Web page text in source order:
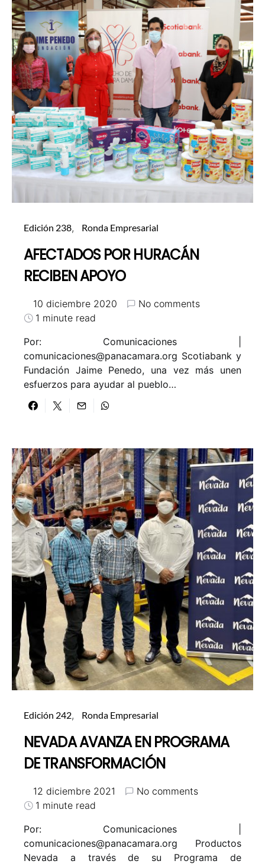
Edición 238 Ronda Empresarial
AFECTADOS POR HURACÁN
RECIBEN APOYO
10 diciembre 2020
No comments
1 minute read
Por: Comunicaciones |
comunicaciones@panacamara.org Scotiabank y
Fundación Jaime Penedo, una vez más unen
esfuerzos para ayudar al pueblo…
Edición 242 Ronda Empresarial
NEVADA AVANZA EN PROGRAMA
DE TRANSFORMACIÓN
12 diciembre 2021
No comments
1 minute read
Por: Comunicaciones |
comunicaciones@panacamara.org Productos
Nevada a través de su Programa de